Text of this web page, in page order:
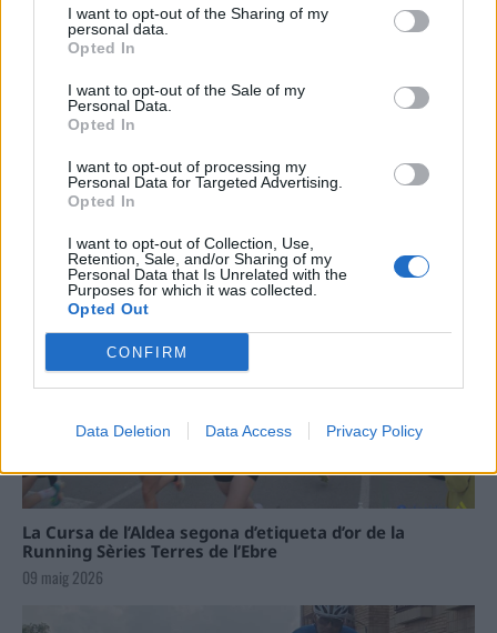
I want to opt-out of the Sharing of my
personal data.
Opted In
I want to opt-out of the Sale of my
Personal Data.
Opted In
I want to opt-out of processing my
Personal Data for Targeted Advertising.
Opted In
I want to opt-out of Collection, Use,
Retention, Sale, and/or Sharing of my
Personal Data that Is Unrelated with the
Purposes for which it was collected.
Opted Out
CONFIRM
Data Deletion Data Access Privacy Policy
Caçadors de subvencions
La Cursa de l’Aldea segona d’etiqueta d’or de la
Running Sèries Terres de l’Ebre
09 maig 2026